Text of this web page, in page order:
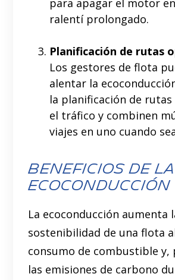
ralentí prolongado.
Planificación de rutas
Los gestores de flota
alentar la
la planificación de
el tráfico y combinen
viajes en uno cuando
Beneficios de la
Ecoconducción
La ecoconducción aumenta
sostenibilidad de una flota
consumo de combustible
las emisiones de carbono